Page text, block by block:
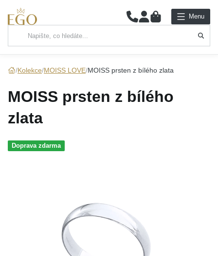
0 Menu
Hlavní kategorie
Kolekce MOISS LOVE MOISS prsten z bílého zlata
MOISS prsten z bílého
zlata
Doprava zdarma